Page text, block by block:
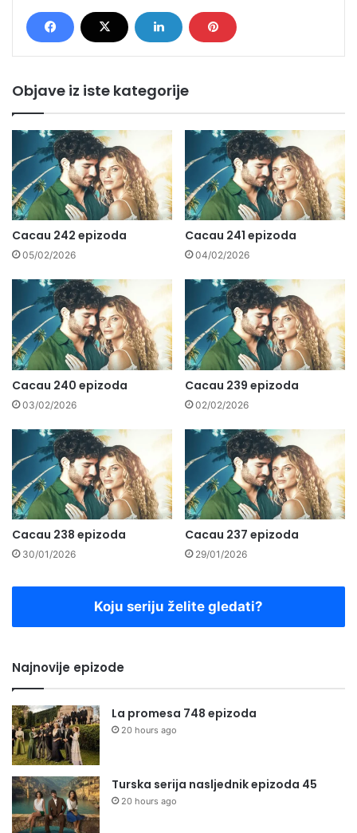
Objave iz iste kategorije
Cacau 242 epizoda
05/02/2026
Cacau 241 epizoda
04/02/2026
Cacau 240 epizoda
03/02/2026
Cacau 239 epizoda
02/02/2026
Cacau 238 epizoda
30/01/2026
Cacau 237 epizoda
29/01/2026
Koju seriju želite gledati?
Najnovije epizode
La promesa 748 epizoda
20 hours ago
Turska serija nasljednik epizoda 45
20 hours ago